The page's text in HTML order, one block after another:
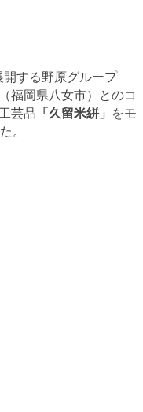
開する野原グループ
（福岡県八女市）とのコ
芸品 「久留米絣」 をモ
。